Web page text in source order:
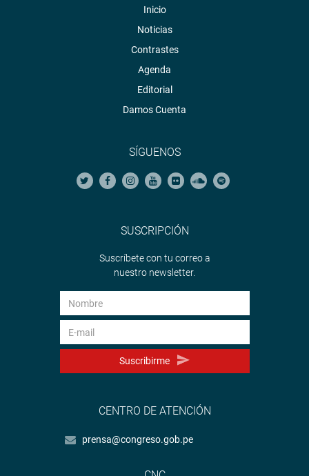
Inicio
Noticias
Contrastes
Agenda
Editorial
Damos Cuenta
SÍGUENOS
SUSCRIPCIÓN
Suscríbete con tu correo a
nuestro newsletter.
Suscribirme
CENTRO DE ATENCIÓN
prensa@congreso.gob.pe